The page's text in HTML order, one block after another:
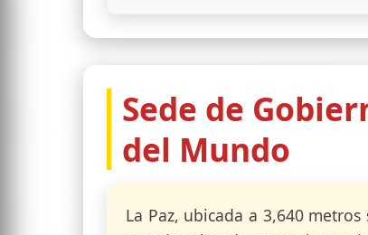
Sede de
del Mundo
La Paz, ubicada a 3,640